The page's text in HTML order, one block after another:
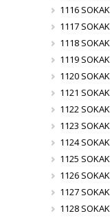
1116 SOKAK
1117 SOKAK
1118 SOKAK
1119 SOKAK
1120 SOKAK
1121 SOKAK
1122 SOKAK
1123 SOKAK
1124 SOKAK
1125 SOKAK
1126 SOKAK
1127 SOKAK
1128 SOKAK